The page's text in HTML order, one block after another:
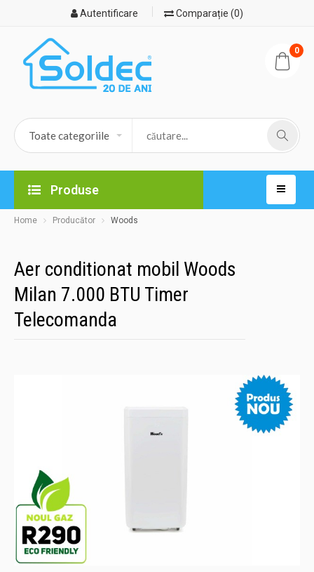
Autentificare Comparație (0)
0
Produse
Home Producător Woods
Aer conditionat mobil Woods
Milan 7.000 BTU Timer
Telecomanda